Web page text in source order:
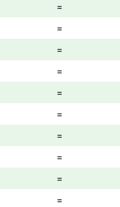
=
=
=
=
=
=
=
=
=
=